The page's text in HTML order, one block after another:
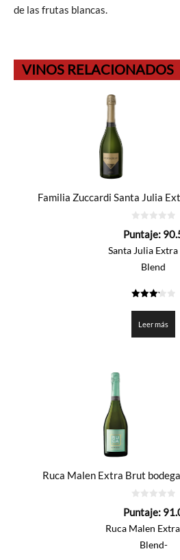
de las frutas blancas.
VINOS RELACIONADOS
Familia Zuccardi Santa Julia
de
Puntaje:
Santa Julia
Blend
Leer más
Ruca Malen Extra Brut
de
Puntaje:
Ruca Malen
Blend-